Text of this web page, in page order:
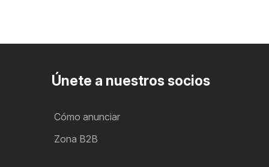
Únete a nuestros socios
Cómo anunciar
Zona B2B